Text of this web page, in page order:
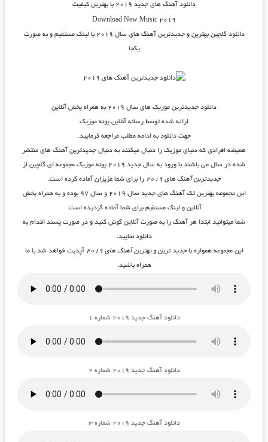
دانلود آهنگ های جدید ۲۰۱۹ با بهترین کیفیت
Download New Music 2019
دانلود گلچین بهترین و جدیدترین آهنگ های سال ۲۰۱۹
با لینک مستقیم و به صورت
یکجا
دانلود جدیدترین موزیک های سال ۲۰۱۹ به همراه پخش آنلاین
ارائه شده توسط رسانه آنلاین پونه موزیک
جهت دانلود به ادامه مطلب مراجعه فرمایید.
همیشه افرادی که دنیای موزیک را دنبال میکنند به دنبال جدیدترین آهنگ های منتشر
شده در سال می باشند.با ورود به سال جدید ۲۰۱۹ پونه موزیک مجموعه ای گلچین از
جدیدترین آهنگ های ۲۰۱۹
را برای شما عزیزان آماده کرده است.
این مجموعهبهترین تک آهنگ های جدید سال ۲۰۱۹ و سال ۹۷
بوده و به همراه پخش
آنلاین و لینک مستقیم برای شما آماده گردیده است.
شما میتوانید ابتدا هر آهنگ را به صورت آنلاین گوش کنید و در صورت پسند اقدام به
دانلود نمایید.
این مجموعه همواره باجدید ترین و بهترین آهنگ های ۲۰۱۹
آپدیت خواهد شد.با ما
همراه باشید.
دانلود آهنگ جدید ۲۰۱۹ شماره ۱
دانلود آهنگ جدید ۲۰۱۹ شماره ۲
دانلود آهنگ جدید ۲۰۱۹ شماره ۳